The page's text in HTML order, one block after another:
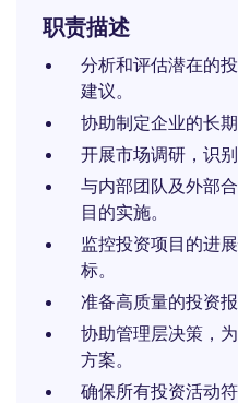
职责描述
分析和评估潜在的
建议。
协助制定企业的长
开展市场调研，识
与内部团队及外部
目的实施。
监控投资项目的进
标。
准备高质量的投资
协助管理层决策，
方案。
确保所有投资活动